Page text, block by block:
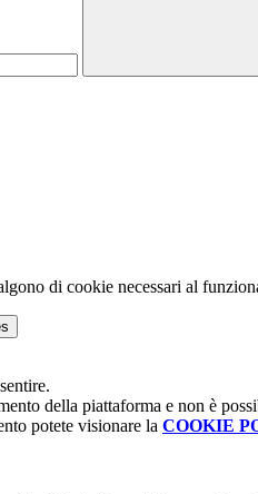
di cookie necessari al
della piattaforma e non è
potete visionare la COOKIE